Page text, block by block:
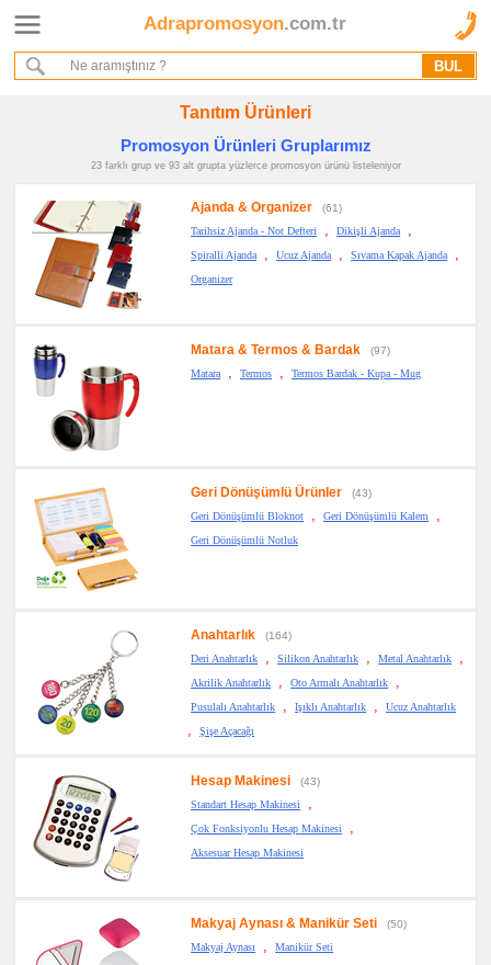
Adrapromosyon.com.tr
Tanıtım Ürünleri
Promosyon Ürünleri Gruplarımız
23 farklı grup ve 93 alt grupta yüzlerce promosyon ürünü listeleniyor
Ajanda & Organizer
(61)
Tarihsiz Ajanda - Not Defteri
, Dikişli Ajanda ,
Spiralli Ajanda , Ucuz Ajanda , Sıvama Kapak Ajanda ,
Organizer
Matara & Termos & Bardak
(97)
Matara
, Termos , Termos Bardak - Kupa - Mug
Geri Dönüşümlü Ürünler
(43)
Geri Dönüşümlü Bloknot
, Geri Dönüşümlü Kalem ,
Geri Dönüşümlü Notluk
Anahtarlık
(164)
Deri Anahtarlık
, Silikon Anahtarlık , Metal Anahtarlık ,
Akrilik Anahtarlık , Oto Armalı Anahtarlık ,
Pusulalı Anahtarlık , Işıklı Anahtarlık , Ucuz Anahtarlık
, Şişe Açacağı
Hesap Makinesi
(43)
Standart Hesap Makinesi
,
Çok Fonksiyonlu Hesap Makinesi ,
Aksesuar Hesap Makinesi
Makyaj Aynası & Manikür Seti
(50)
Makyaj Aynası
, Manikür Seti
Ana Sayfa
Hakkımızda
Ürünleri
promosyon
Ajanda
&
Organizer
Termos
&
Bardak
promosyon
Geri
Dönüşümlü
promosyon
Anahtarlık
promosyon
Hesap
Makinesi
promosyon
Makyaj
promosyon
Şerit
Metre
&
Mezura
Çakı
&
El
Feneri
promosyon
Çakmak
Çanta
Askısı